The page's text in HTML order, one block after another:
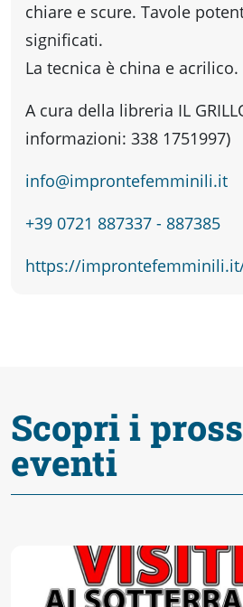
chiare e scure. Tavole
significati.
La tecnica è china e acrilico.
A cura della libreria IL
informazioni: 338 1751997)
info@improntefemminili.it
+39 0721 887337 - 887385
https://
Scopri i
eventi